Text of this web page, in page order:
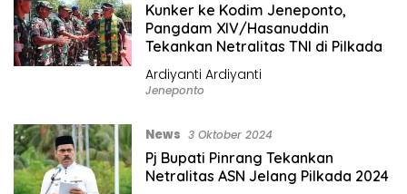
Kunker ke Kodim Jeneponto,
Pangdam XIV/Hasanuddin
Tekankan Netralitas TNI di Pilkada
Ardiyanti Ardiyanti
Jeneponto
News 3 Oktober 2024
Pj Bupati Pinrang Tekankan
Netralitas ASN Jelang Pilkada 2024